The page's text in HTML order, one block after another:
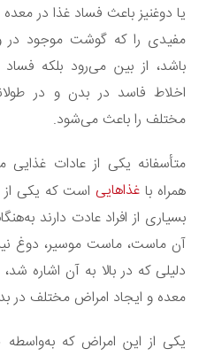
یا دوغنیز باعث فساد غذا در
مفیدی را که گوشت موجود در
باشد، از بین می‌رود بلکه
اخلاط فاسد در بدن و در
مختلف را باعث می‌شود.
متأسفانه یکی از عادات غذایی
همراه باغذاهایی است که یکی
بسیاری از افراد عادت دارند
آن ماست، ماست موسیر، دوغ
دلیلی که در بالا به آن اشاره
معده و ایجاد امراض مختلف در
یکی از این امراض که